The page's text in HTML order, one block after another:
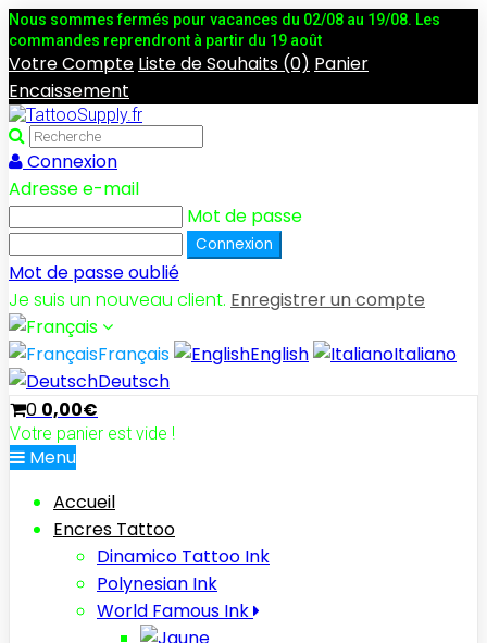
Nous sommes fermés pour vacances du 02/08 au 19/08. Les
commandes reprendront à partir du 19 août
Votre Compte Liste de Souhaits (0) Panier
Encaissement
Connexion
Adresse e-mail
Mot de passe
Mot de passe oublié
Je suis un nouveau client. Enregistrer un compte
Français English
Italiano
Deutsch
0 0,00€
Votre panier est vide !
Menu
Accueil
Encres Tattoo
Dinamico Tattoo Ink
Polynesian Ink
World Famous Ink